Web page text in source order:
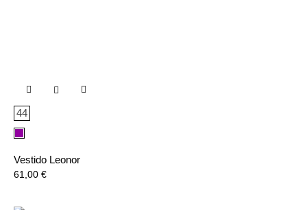

44
Lila
Vestido Leonor
Precio
61,00 €